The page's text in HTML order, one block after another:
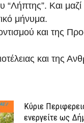
“Λήπτης”. Και μαζί
μήνυμα.
και της
και της
Κύριε
ενεργείτε ως